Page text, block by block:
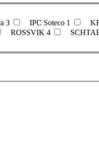
3 IPC Soteco 1
ROSSVIK 4